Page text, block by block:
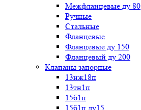
Межфланцевые ду 80
Ручные
Стальные
Фланцевые
Фланцевые ду 150
Фланцевый ду 200
Клапаны запорные
13нж18п
13тн1п
15б1п
15б1п ду15